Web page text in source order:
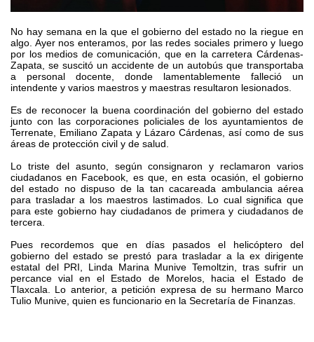
No hay semana en la que el gobierno del estado no la riegue en
algo. Ayer nos enteramos, por las redes sociales primero y luego
por los medios de comunicación, que en la carretera Cárdenas-
Zapata, se suscitó un accidente de un autobús que transportaba
a personal docente, donde lamentablemente falleció un
intendente y varios maestros y maestras resultaron lesionados.
Es de reconocer la buena coordinación del gobierno del estado
junto con las corporaciones policiales de los ayuntamientos de
Terrenate, Emiliano Zapata y Lázaro Cárdenas, así como de sus
áreas de protección civil y de salud.
Lo triste del asunto, según consignaron y reclamaron varios
ciudadanos en Facebook, es que, en esta ocasión, el gobierno
del estado no dispuso de la tan cacareada ambulancia aérea
para trasladar a los maestros lastimados. Lo cual significa que
para este gobierno hay ciudadanos de primera y ciudadanos de
tercera.
Pues recordemos que en días pasados el helicóptero del
gobierno del estado se prestó para trasladar a la ex dirigente
estatal del PRI, Linda Marina Munive Temoltzin, tras sufrir un
percance vial en el Estado de Morelos, hacia el Estado de
Tlaxcala. Lo anterior, a petición expresa de su hermano Marco
Tulio Munive, quien es funcionario en la Secretaría de Finanzas.